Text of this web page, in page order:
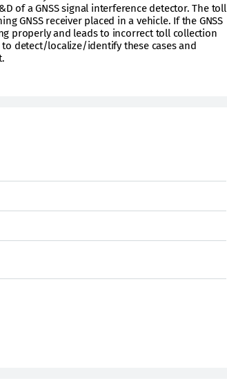
of a GNSS signal interference detector. The toll
GNSS receiver placed in a vehicle. If the GNSS
properly and leads to incorrect toll collection
detect/localize/identify these cases and